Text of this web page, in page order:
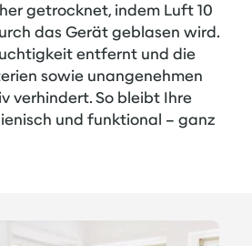
getrocknet, indem Luft 10
das Gerät geblasen wird.
entfernt und die
sowie unangenehmen
verhindert. So bleibt Ihre
und funktional – ganz